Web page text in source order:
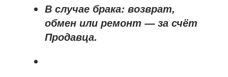
В случае брака: возврат,
обмен или ремонт —за счёт
Продавца.